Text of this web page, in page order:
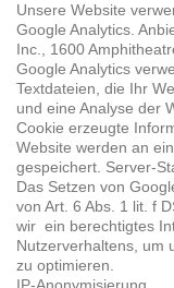
Unsere Website
Google Analytics.
Inc., 1600
Google Analytics
Textdateien, die Ihr
und eine Analyse der
Cookie erzeugte
Website werden an
gespeichert. Server-
Das Setzen von
von Art. 6 Abs. 1 lit. f
wir ein berechtigtes
Nutzerverhaltens, um
zu optimieren.